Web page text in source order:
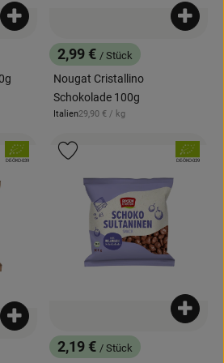
Produkt zum Warenkorb hinzufügen
, Preis:
2,99 € / Stück
Nougat Cristallino
Schokolade 100g
, Herkunft:
Italien, Referenzpreis:
29,90 € / kg
Produkt zum Warenkorb hinzufügen
, Verband:
, Kontrollstelle:
DE-ÖKO-039
, Preis:
2,19 € / Stück
, Verband:
, Kontrollstelle:
DE-ÖKO-039
Produkt zu Favouriten hinzufügen